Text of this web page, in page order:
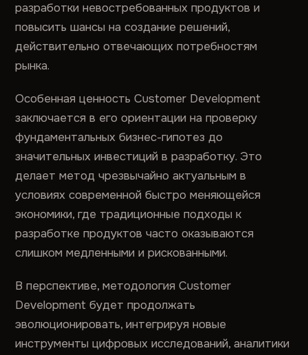
разработки невостребованных продуктов и
повысить шансы на создание решений,
действительно отвечающих потребностям
рынка.
Особенная ценность Customer Development
заключается в его ориентации на проверку
фундаментальных бизнес-гипотез до
значительных инвестиций в разработку. Это
делает метод чрезвычайно актуальным в
условиях современной быстро меняющейся
экономики, где традиционные подходы к
разработке продуктов часто оказываются
слишком медленными и рискованными.
В перспективе, методология Customer
Development будет продолжать
эволюционировать, интегрируя новые
инструменты цифровых исследований, аналитики